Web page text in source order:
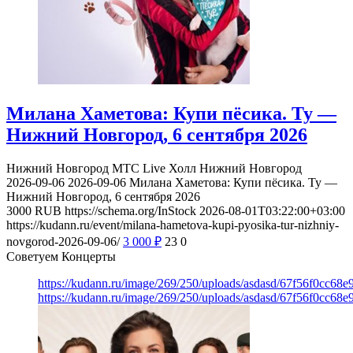
Милана Хаметова: Купи пёсика. Ту —
Нижний Новгород, 6 сентября 2026
Нижний Новгород МТС Live Холл Нижний Новгород
2026-09-06 2026-09-06 Милана Хаметова: Купи пёсика. Ту —
Нижний Новгород, 6 сентября 2026
3000 RUB https://schema.org/InStock 2026-08-01T03:22:00+03:00
https://kudann.ru/event/milana-hametova-kupi-pyosika-tur-nizhniy-
novgorod-2026-09-06/ 3 000 ₽ 23 0
Советуем Концерты
https://kudann.ru/image/269/250/uploads/asdasd/
https://kudann.ru/image/269/250/uploads/asdasd/